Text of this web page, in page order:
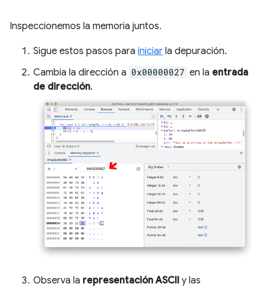
Inspeccionemos la memoria juntos.
Sigue estos pasos para iniciar la depuración.
Cambia la dirección a 0x00000027 en la entrada
de dirección.
Observa la representación ASCII y las